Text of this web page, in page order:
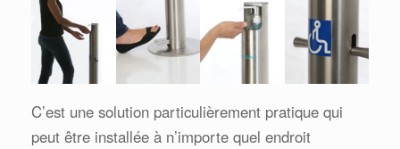
C’est une solution particulièrement pratique qui
peut être installée à n’importe quel endroit